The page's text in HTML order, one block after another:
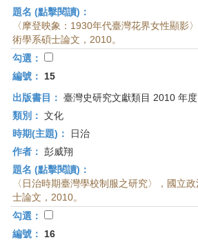
題名 (點擊閱讀)：
〈摩登映象：1930年代臺灣花界女性顯影
術學系碩士論文，2010。
勾選：
編號：
15
出版書目： 臺灣史研究文獻類目 2010 年度
類別： 文化
時期(主題)：
日治
作者： 彭威翔
題名 (點擊閱讀)：
〈日治時期臺灣學校制服之研究〉，國立
士論文，2010。
勾選：
編號：
16